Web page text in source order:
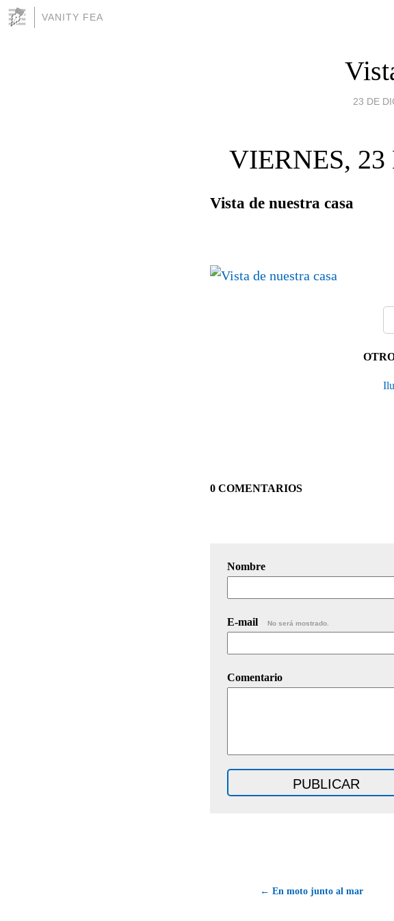
VANITY FEA
23 DE
VIERNES,
Vista de nuestra casa
0 COMENTARIOS
Nombre
E-mail No será mostrado.
Comentario
← En moto junto al mar